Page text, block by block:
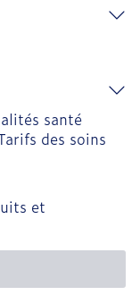
santé
des soins
et